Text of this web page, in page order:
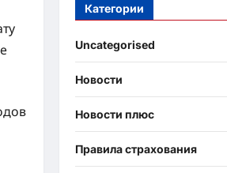
Категории
Uncategorised
Новости
Новости плюс
Правила страхования